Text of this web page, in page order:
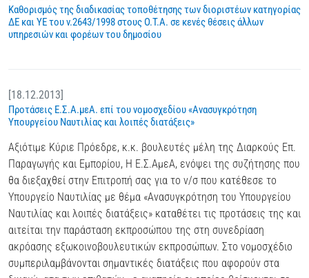
Καθορισμός της διαδικασίας τοποθέτησης των διοριστέων κατηγορίας
ΔΕ και ΥΕ του ν.2643/1998 στους Ο.Τ.Α. σε κενές θέσεις άλλων
υπηρεσιών και φορέων του δημοσίου
[18.12.2013]
Προτάσεις Ε.Σ.Α.μεΑ. επί του νομοσχεδίου «Ανασυγκρότηση
Υπουργείου Ναυτιλίας και λοιπές διατάξεις»
Αξιότιμε Κύριε Πρόεδρε, κ.κ. βουλευτές μέλη της Διαρκούς Επ.
Παραγωγής και Εμπορίου, Η Ε.Σ.ΑμεΑ, ενόψει της συζήτησης που
θα διεξαχθεί στην Επιτροπή σας για το ν/σ που κατέθεσε το
Υπουργείο Ναυτιλίας με θέμα «Ανασυγκρότηση του Υπουργείου
Ναυτιλίας και λοιπές διατάξεις» καταθέτει τις προτάσεις της και
αιτείται την παράσταση εκπροσώπου της στη συνεδρίαση
ακρόασης εξωκοινοβουλευτικών εκπροσώπων. Στο νομοσχέδιο
συμπεριλαμβάνονται σημαντικές διατάξεις που αφορούν στα